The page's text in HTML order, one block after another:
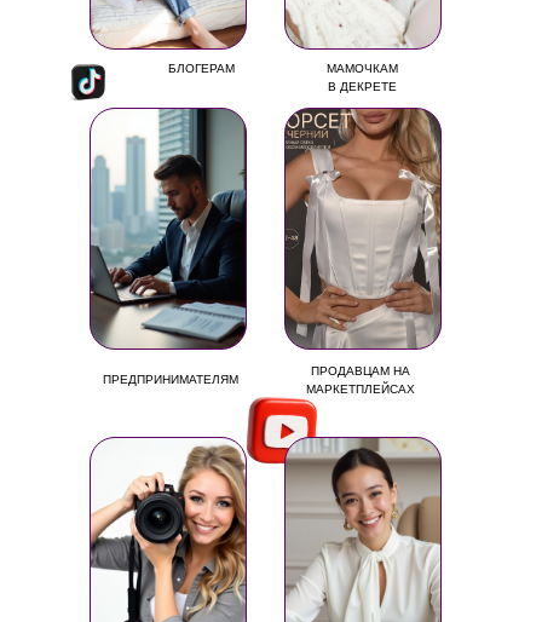
БЛОГЕРАМ
ПРОДАВЦАМ НА
МАРКЕТПЛЕЙСАХ
ПРЕДПРИНИМАТЕЛЯМ
МАМОЧКАМ
В ДЕКРЕТЕ